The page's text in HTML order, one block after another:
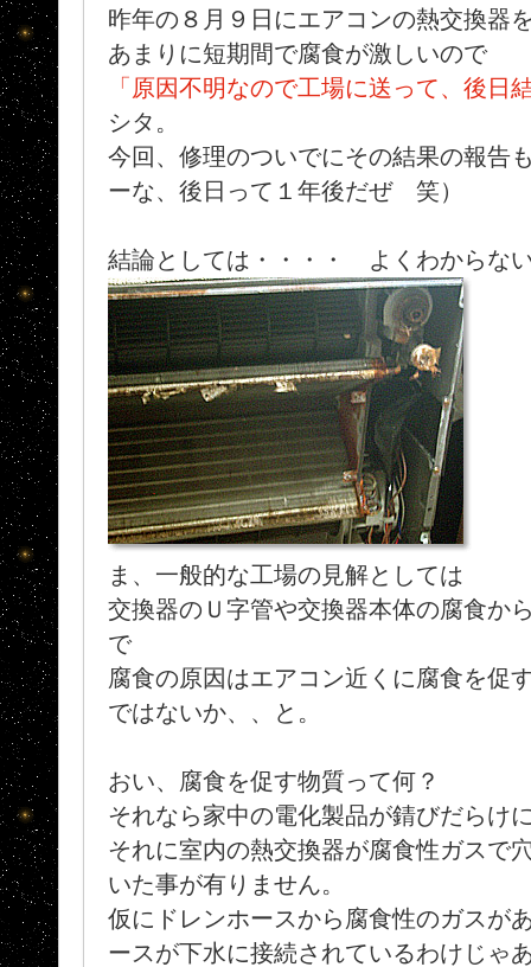
昨年の８月９日にエアコンの熱交換器
あまりに短期間で腐食が激しいので
「原因不明なので工場に送って、後日
シタ。
今回、修理のついでにその結果の報告
ーな、後日って１年後だぜ 笑）
結論としては・・・・ よくわからな
ま、一般的な工場の見解としては
交換器のＵ字管や交換器本体の腐食か
で
腐食の原因はエアコン近くに腐食を促
ではないか、、と。
おい、腐食を促す物質って何？
それなら家中の電化製品が錆びだらけ
それに室内の熱交換器が腐食性ガスで
いた事が有りません。
仮にドレンホースから腐食性のガスが
ースが下水に接続されているわけじゃ